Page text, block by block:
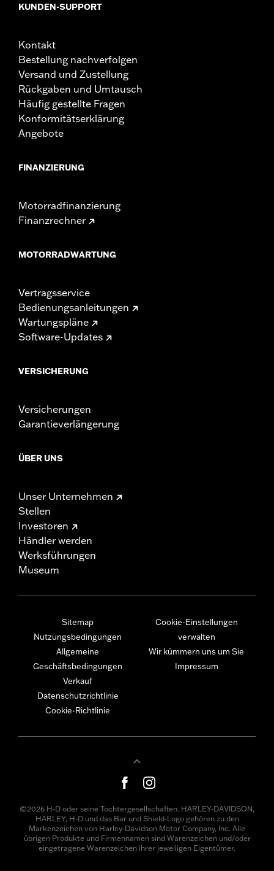
KUNDEN-SUPPORT
Kontakt
Bestellung nachverfolgen
Versand und Zustellung
Rückgaben und Umtausch
Häufig gestellte Fragen
Konformitätserklärung
Angebote
FINANZIERUNG
Motorradfinanzierung
Finanzrechner
MOTORRADWARTUNG
Vertragsservice
Bedienungsanleitungen
Wartungspläne
Software-Updates
VERSICHERUNG
Versicherungen
Garantieverlängerung
ÜBER UNS
Unser Unternehmen
Stellen
Investoren
Händler werden
Werksführungen
Museum
Sitemap
Nutzungsbedingungen
Allgemeine
Geschäftsbedingungen
Verkauf
Datenschutzrichtlinie
Cookie-Richtlinie
Cookie-Einstellungen
verwalten
Wir kümmern uns um Sie
Impressum
©2026 H-D oder seine Tochtergesellschaften. HARLEY-DAVIDSON,
HARLEY, H-D und das Bar und Shield-Logo gehören zu den
Markenzeichen von Harley-Davidson Motor Company, Inc. Alle
übrigen Produkte und Firmennamen sind Warenzeichen und/oder
eingetragene Warenzeichen ihrer jeweiligen Eigentümer.